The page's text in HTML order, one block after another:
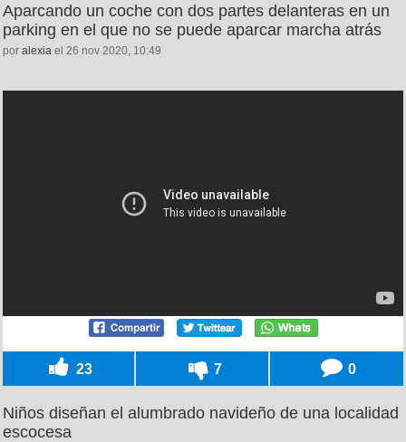
Aparcando un coche con dos partes delanteras en un
parking en el que no se puede aparcar marcha atrás
por alexia el 26 nov 2020, 10:49
23 7 0
Niños diseñan el alumbrado navideño de una localidad
escocesa